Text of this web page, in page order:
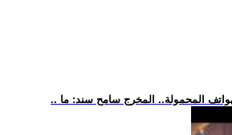
المحمولة.. المخرج سامح سند: ما